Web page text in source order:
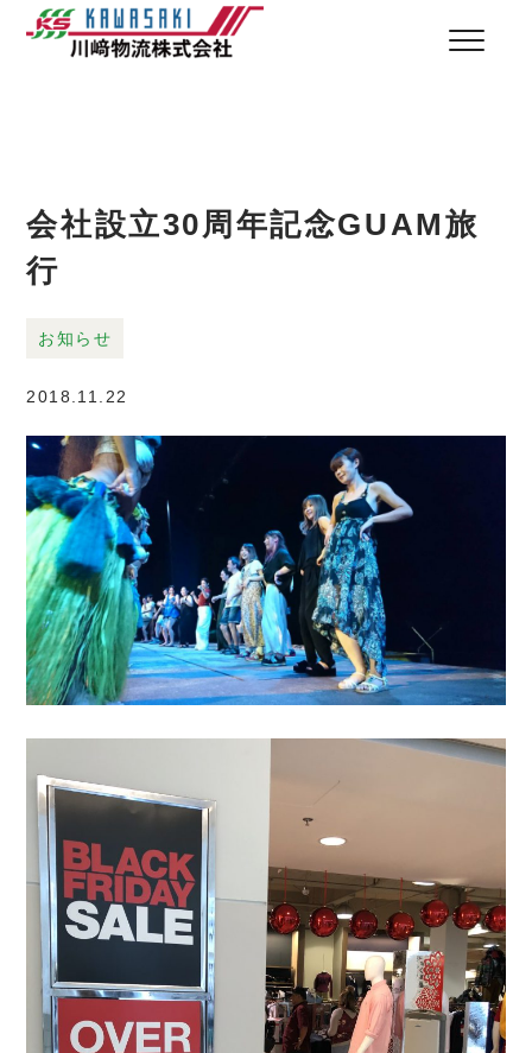
会社設立30周年記念GUAM旅
行
お知らせ
2018.11.22